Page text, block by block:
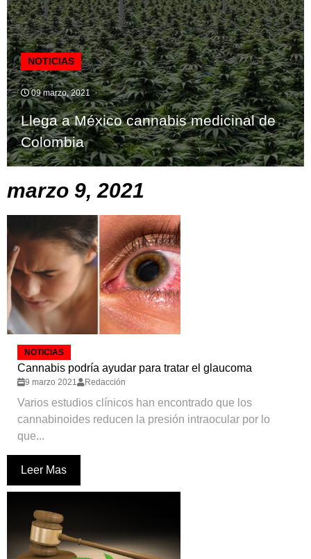
NOTICIAS
09 marzo, 2021
Llega a México cannabis medicinal de
Colombia
marzo 9, 2021
NOTICIAS
Cannabis podría ayudar para tratar el glaucoma
9 marzo 2021 Redacción
Varios estudios clínicos han encontrado que los
cannabinoides reducen la presión intraocular por lo
que...
Leer Mas